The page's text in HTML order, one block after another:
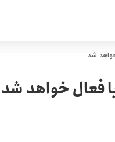
شد
فعال خواهد شد